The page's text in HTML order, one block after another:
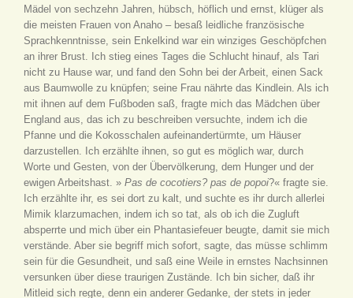
Mädel von sechzehn Jahren, hübsch, höflich und ernst, klüger als
die meisten Frauen von Anaho – besaß leidliche französische
Sprachkenntnisse, sein Enkelkind war ein winziges Geschöpfchen
an ihrer Brust. Ich stieg eines Tages die Schlucht hinauf, als Tari
nicht zu Hause war, und fand den Sohn bei der Arbeit, einen Sack
aus Baumwolle zu knüpfen; seine Frau nährte das Kindlein. Als ich
mit ihnen auf dem Fußboden saß, fragte mich das Mädchen über
England aus, das ich zu beschreiben versuchte, indem ich die
Pfanne und die Kokosschalen aufeinandertürmte, um Häuser
darzustellen. Ich erzählte ihnen, so gut es möglich war, durch
Worte und Gesten, von der Übervölkerung, dem Hunger und der
ewigen Arbeitshast. » Pas de cocotiers? pas de popoi?« fragte sie.
Ich erzählte ihr, es sei dort zu kalt, und suchte es ihr durch allerlei
Mimik klarzumachen, indem ich so tat, als ob ich die Zugluft
absperrte und mich über ein Phantasiefeuer beugte, damit sie mich
verstände. Aber sie begriff mich sofort, sagte, das müsse schlimm
sein für die Gesundheit, und saß eine Weile in ernstes Nachsinnen
versunken über diese traurigen Zustände. Ich bin sicher, daß ihr
Mitleid sich regte, denn ein anderer Gedanke, der stets in jeder